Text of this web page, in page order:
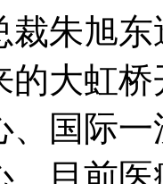
裁朱旭
的大虹
、国际